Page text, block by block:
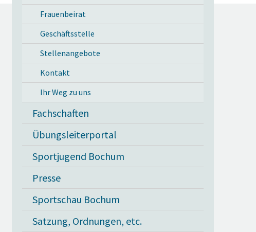
Frauenbeirat
Geschäftsstelle
Stellenangebote
Kontakt
Ihr Weg zu uns
Fachschaften
Übungsleiterportal
Sportjugend Bochum
Presse
Sportschau Bochum
Satzung, Ordnungen, etc.